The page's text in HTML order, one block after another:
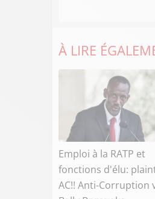
À LIRE
Emploi à la RATP et
fonctions d'élu:
AC!! Anti-Corruption